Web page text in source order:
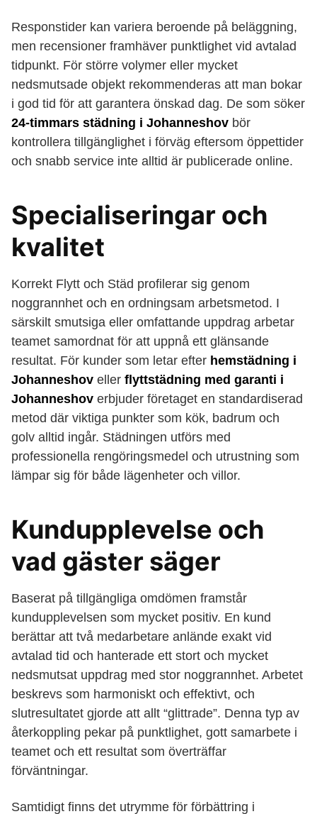
Responstider kan variera beroende på beläggning,
men recensioner framhäver punktlighet vid avtalad
tidpunkt. För större volymer eller mycket
nedsmutsade objekt rekommenderas att man bokar
i god tid för att garantera önskad dag. De som söker
24-timmars städning i Johanneshov bör
kontrollera tillgänglighet i förväg eftersom öppettider
och snabb service inte alltid är publicerade online.
Specialiseringar och
kvalitet
Korrekt Flytt och Städ profilerar sig genom
noggrannhet och en ordningsam arbetsmetod. I
särskilt smutsiga eller omfattande uppdrag arbetar
teamet samordnat för att uppnå ett glänsande
resultat. För kunder som letar efter hemstädning i
Johanneshov eller flyttstädning med garanti i
Johanneshov erbjuder företaget en standardiserad
metod där viktiga punkter som kök, badrum och
golv alltid ingår. Städningen utförs med
professionella rengöringsmedel och utrustning som
lämpar sig för både lägenheter och villor.
Kundupplevelse och
vad gäster säger
Baserat på tillgängliga omdömen framstår
kundupplevelsen som mycket positiv. En kund
berättar att två medarbetare anlände exakt vid
avtalad tid och hanterade ett stort och mycket
nedsmutsat uppdrag med stor noggrannhet. Arbetet
beskrevs som harmoniskt och effektivt, och
slutresultatet gjorde att allt “glittrade”. Denna typ av
återkoppling pekar på punktlighet, gott samarbete i
teamet och ett resultat som överträffar
förväntningar.
Samtidigt finns det utrymme för förbättring i